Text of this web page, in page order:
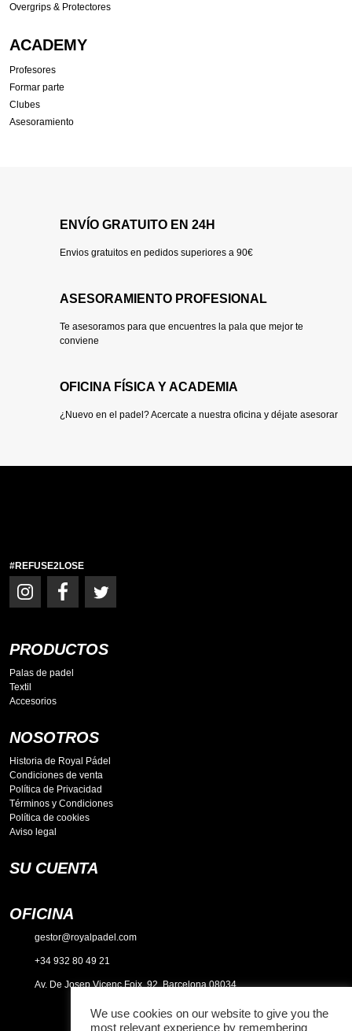
Overgrips & Protectores
ACADEMY
Profesores
Formar parte
Clubes
Asesoramiento
ENVÍO GRATUITO EN 24H
Envios gratuitos en pedidos superiores a 90€
ASESORAMIENTO PROFESIONAL
Te asesoramos para que encuentres la pala que mejor te
conviene
OFICINA FÍSICA Y ACADEMIA
¿Nuevo en el padel? Acercate a nuestra oficina y déjate asesorar
#REFUSE2LOSE
PRODUCTOS
Palas de padel
Textil
Accesorios
NOSOTROS
Historia de Royal Pádel
Condiciones de venta
Política de Privacidad
Términos y Condiciones
Política de cookies
Aviso legal
SU CUENTA
OFICINA
gestor@royalpadel.com
+34 932 80 49 21
Av. De Josep Vicenç Foix, 92. Barcelona 08034
We use cookies on our website to give you the
most relevant experience by remembering